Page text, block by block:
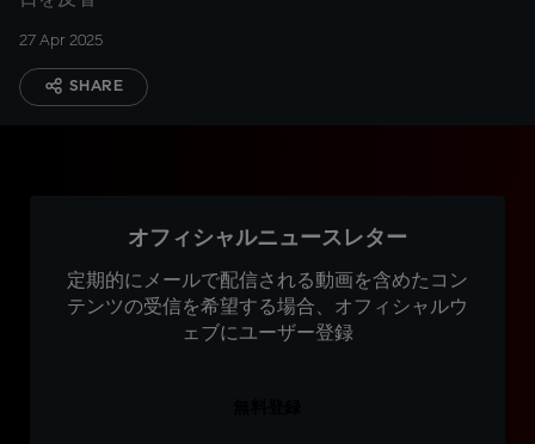
27 Apr 2025
SHARE
オフィシャルニュースレター
定期的にメールで配信される動画を含めたコン
テンツの受信を希望する場合、オフィシャルウ
ェブにユーザー登録